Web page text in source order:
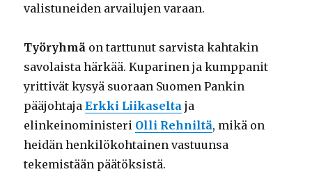
valistuneiden arvailujen varaan.
Työryhmä on tarttunut sarvista kahtakin
savolaista härkää. Kuparinen ja kumppanit
yrittivät kysyä suoraan Suomen Pankin
pääjohtajaErkki Liikaselta ja
elinkeinoministeri Olli Rehniltä, mikä on
heidän henkilökohtainen vastuunsa
tekemistään päätöksistä.